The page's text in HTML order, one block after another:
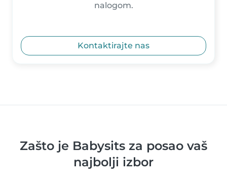
nalogom.
Kontaktirajte nas
Zašto je Babysits za posao vaš
najbolji izbor